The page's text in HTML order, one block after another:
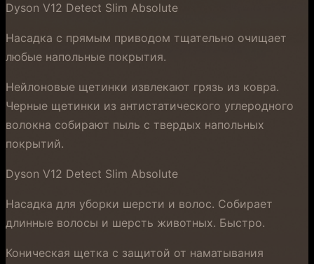
Dyson V12 Detect Slim Absolute
Насадка с прямым приводом тщательно очищает
любые напольные покрытия.
Нейлоновые щетинки извлекают грязь из ковра.
Черные щетинки из антистатического углеродного
волокна собирают пыль с твердых напольных
покрытий.
Dyson V12 Detect Slim Absolute
Насадка для уборки шерсти и волос. Собирает
длинные волосы и шерсть животных. Быстро.
Коническая щетка с защитой от наматывания